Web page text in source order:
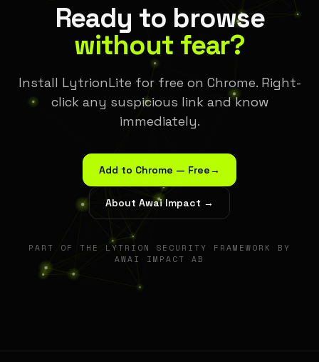
Ready to browse
without fear?
Install LytrionLite for free on Chrome. Right-
click any suspicious link and know
immediately.
Add to Chrome — Free→
About Awai Impact →
PART OF THE LYTRION SECURITY FRAMEWORK BY
AWAI IMPACT AB